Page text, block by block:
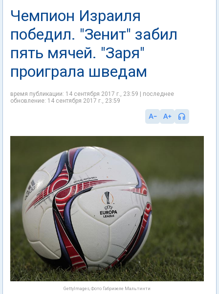
Чемпион Израиля
победил. "Зенит" забил
пять мячей. "Заря"
проиграла шведам
время публикации: 14 сентября 2017 г., 23:59 | последнее
обновление: 14 сентября 2017 г., 23:59
GettyImages, Фото Габриэеле Мальтинти